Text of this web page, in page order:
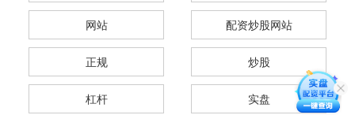
网站 配资炒股网站
正规 炒股
杠杆 实盘